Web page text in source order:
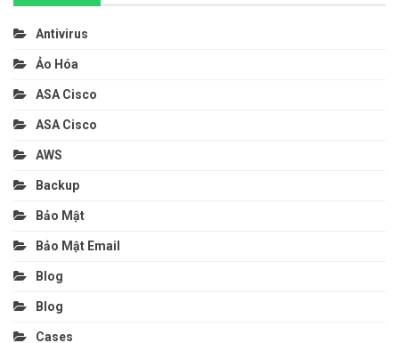
Antivirus
Ảo Hóa
ASA Cisco
ASA Cisco
AWS
Backup
Bảo Mật
Bảo Mật Email
Blog
Blog
Cases